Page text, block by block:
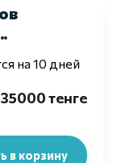
на 10 дней
35000 тенге
в корзину